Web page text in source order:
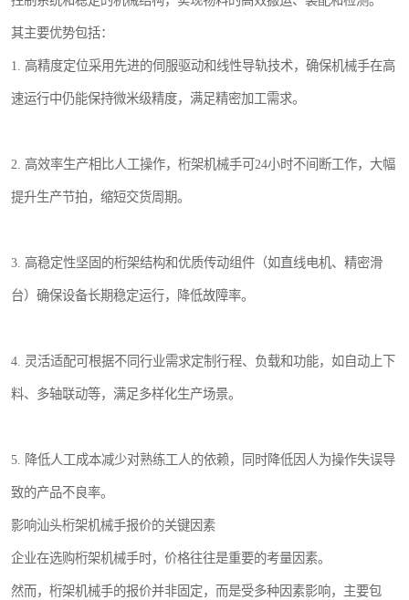
其主要优势包括：
1. 高精度定位采用先进的伺服驱动和线性导轨技术，确保机械手在高
速运行中仍能保持微米级精度，满足精密加工需求。
2. 高效率生产相比人工操作，桁架机械手可24小时不间断工作，大幅
提升生产节拍，缩短交货周期。
3. 高稳定性坚固的桁架结构和优质传动组件（如直线电机、精密滑
台）确保设备长期稳定运行，降低故障率。
4. 灵活适配可根据不同行业需求定制行程、负载和功能，如自动上下
料、多轴联动等，满足多样化生产场景。
5. 降低人工成本减少对熟练工人的依赖，同时降低因人为操作失误导
致的产品不良率。
影响汕头桁架机械手报价的关键因素
企业在选购桁架机械手时，价格往往是重要的考量因素。
然而，桁架机械手的报价并非固定，而是受多种因素影响，主要包